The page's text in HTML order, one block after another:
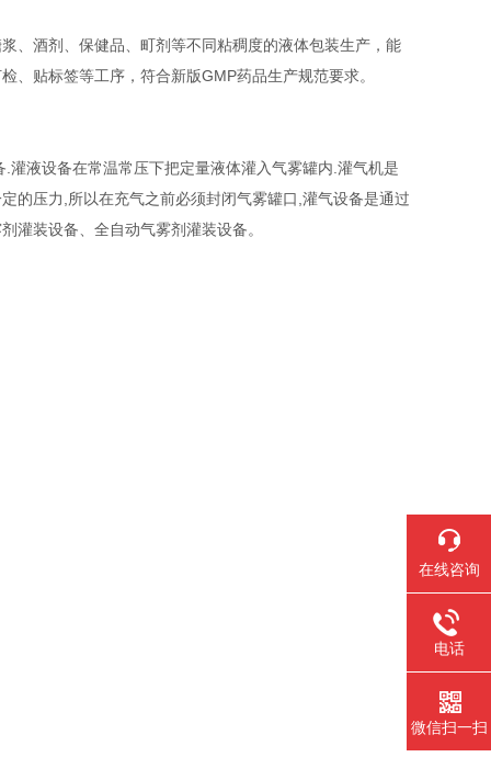
酒剂、保健品、町剂等不同粘稠度的液体包装生产，能
、贴标签等工序，符合新版GMP药品生产规范要求。
液设备在常温常压下把定量液体灌入气雾罐内.灌气机是
的压力,所以在充气之前必须封闭气雾罐口,灌气设备是通过
灌装设备、全自动气雾剂灌装设备。
在线咨询
电话
微信扫一扫